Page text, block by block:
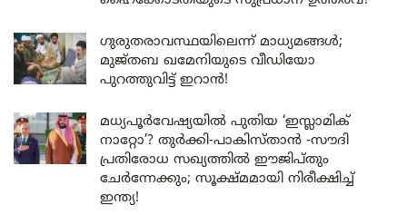
ഗുരുതരാവസ്ഥയിലെന്ന് മാധ്യമങ്ങൾ;
മുജ്തബ ഖമേനിയുടെ വീഡിയോ
പുറത്തുവിട്ട് ഇറാൻ!
മധ്യപൂർവേഷ്യയിൽ പുതിയ ‘ഇസ്ലാമിക്
നാറ്റോ’? തുർക്കി-പാകിസ്താൻ -സൗദി
പ്രതിരോധ സഖ്യത്തിൽ ഈജിപ്തും
ചേർന്നേക്കും; സൂക്ഷ്മമായി നിരീക്ഷിച്ച്
ഇന്ത്യ!